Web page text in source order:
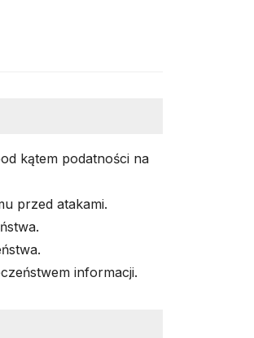
kątem podatności na
przed atakami.
informacji.